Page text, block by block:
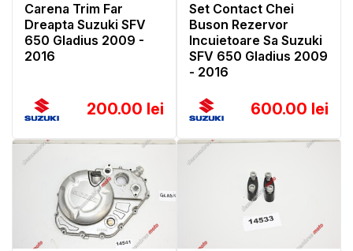
Carena Trim Far
Dreapta Suzuki SFV
650 Gladius 2009 -
2016
200.00 lei
Set Contact Chei
Buson Rezervor
Incuietoare Sa Suzuki
SFV 650 Gladius 2009
- 2016
600.00 lei